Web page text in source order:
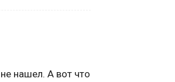
нашел. А вот что